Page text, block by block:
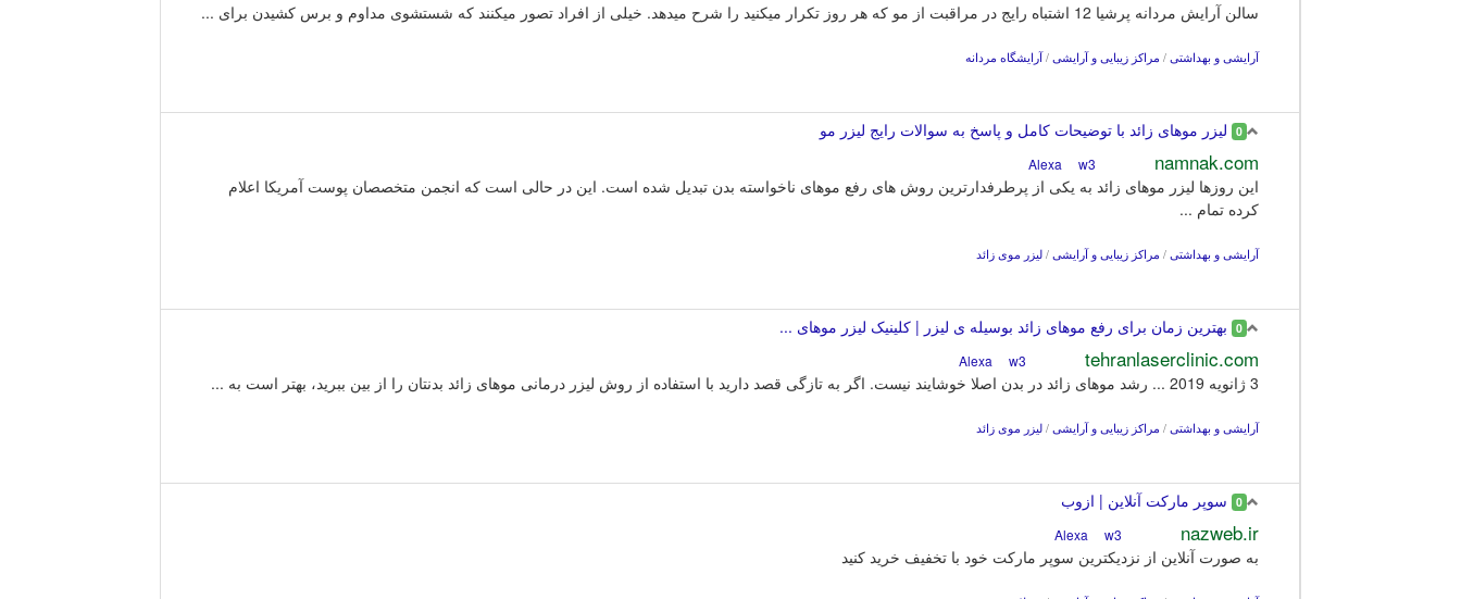
سالن آرایش مردانه پرشیا 12 اشتباه رایج در مراقبت از مو که هر روز تکرار میکنید را شرح میدهد. خیلی از افراد تصور میکنند که شستشوی مداوم و برس کشیدن برای ...
آرایشی و بهداشتی / مراکز زیبایی و آرایشی /آرایشگاه مردانه
0 لیزر موهای زائد با توضیحات کامل و پاسخ به سوالات رایج لیزر مو
namnak.com
w3
این روزها لیزر موهای زائد به یکی از پرطرفدارترین روش های رفع موهای ناخواسته بدن تبدیل شده است. این در حالی است که انجمن متخصصان پوست آمریکا اعلام
کرده تمام ...
آرایشی و بهداشتی / مراکز زیبایی و آرایشی / لیزر موی زائد
0 بهترین زمان برای رفع موهای زائد بوسیله ی لیزر | کلینیک لیزر موهای ...
tehranlaserclinic.com
w3
3 ژانويه 2019 ... رشد موهای زائد در بدن اصلا خوشایند نیست. اگر به تازگی قصد دارید با استفاده از روش لیزر درمانی موهای زائد بدنتان را از بین ببرید، بهتر است به ...
آرایشی و بهداشتی / مراکز زیبایی و آرایشی / لیزر موی زائد
0 سوپر مارکت آنلاین | ازوب
nazweb.ir
w3
به صورت آنلاین از نزدیکترین سوپر مارکت خود با تخفیف خرید کنید